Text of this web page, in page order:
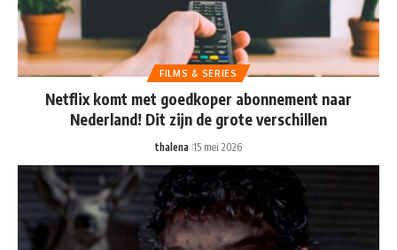
FILMS & SERIES
Netflix komt met goedkoper abonnement naar
Nederland! Dit zijn de grote verschillen
thalena 15 mei 2026